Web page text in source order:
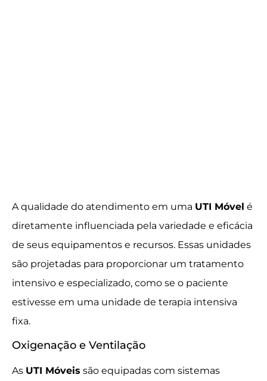
A qualidade do atendimento em uma UTI Móvel é
diretamente influenciada pela variedade e eficácia
de seus equipamentos e recursos. Essas unidades
são projetadas para proporcionar um tratamento
intensivo e especializado, como se o paciente
estivesse em uma unidade de terapia intensiva
fixa.
Oxigenação e Ventilação
As UTI Móveis são equipadas com sistemas